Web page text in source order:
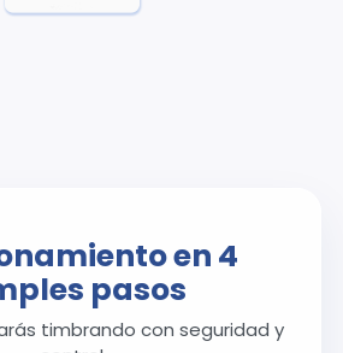
en 4
pasos
timbrando con seguridad y